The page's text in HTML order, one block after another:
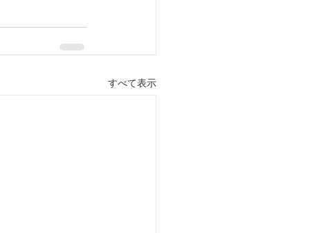
すべて表示